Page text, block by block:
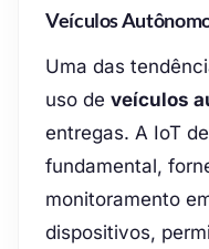
Veículos
Uma das
uso de veículos
entregas. A IoT
fundamental,
monitoramento
dispositivos,